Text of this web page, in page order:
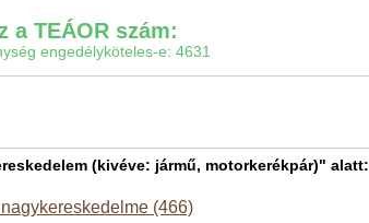
a TEÁOR szám:
engedélyköteles-e: 4631
(kivéve: jármű, motorkerékpár)" alatt:
(466)